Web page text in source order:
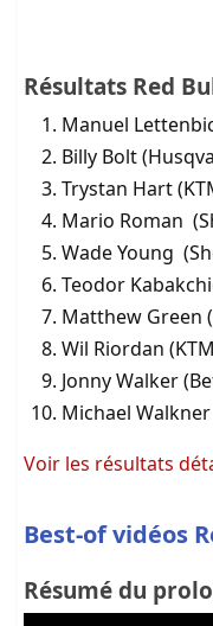
Résultats Red
Manuel
Billy Bolt
Trystan Hart
Mario Roman
Wade Young
Teodor
Matthew Green
Wil Riordan
Jonny Walker
Michael Walkner
Voir les résultats
Best-of vidéos
Résumé du